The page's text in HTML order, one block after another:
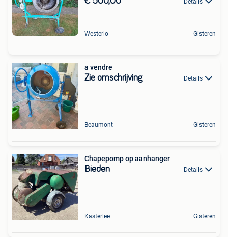
Details
Westerlo Gisteren
a vendre
Zie omschrijving Details
Beaumont Gisteren
Chapepomp op aanhanger
Bieden Details
Kasterlee Gisteren